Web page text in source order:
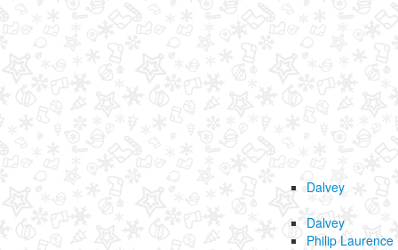
Dalvey
Dalvey
Philip Laurence